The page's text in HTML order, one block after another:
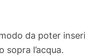
da poter
l’acqua.